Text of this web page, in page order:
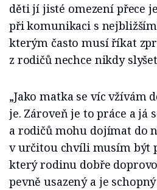
děti jí jisté omezení přece
při komunikaci s
kterým často musí říkat
z rodičů nechce nikdy
„Jako matka se víc vžívám
je. Zároveň je to práce a já
a rodičů mohu dojímat do
v určitou chvíli musím být
který rodinu dobře
pevně usazený a je